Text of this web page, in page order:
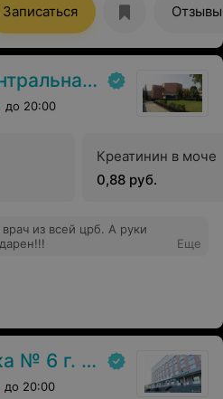
Записаться Отзывы
больница
до 20:00
Креатинин в моче
0,88 руб.
из всей црб. А руки
благодарен!!!
Еще
Могилева
до 20:00